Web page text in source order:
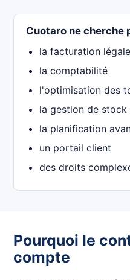
Cuotaro ne cherche
la facturation légale
la comptabilité
l'optimisation des
la gestion de stock
la planification
un portail client
des droits
Pourquoi le
compte